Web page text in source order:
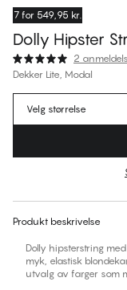
7 for 549,95 kr.
Dolly Hipster
2
Dekker Lite, Modal
kr 129,95Ordinær pris
Ingen forslag til
Velg størrelse
Produkt beskrivelse
Dolly hipsterstring
myk, elastisk
utvalg av farger som